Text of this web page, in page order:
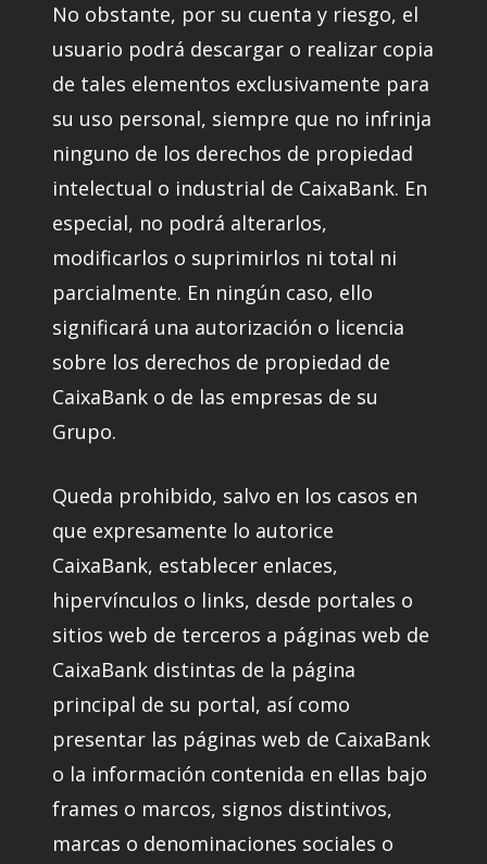
No obstante, por su cuenta y riesgo, el
usuario podrá descargar o realizar copia
de tales elementos exclusivamente para
su uso personal, siempre que no infrinja
ninguno de los derechos de propiedad
intelectual o industrial de CaixaBank. En
especial, no podrá alterarlos,
modificarlos o suprimirlos ni total ni
parcialmente. En ningún caso, ello
significará una autorización o licencia
sobre los derechos de propiedad de
CaixaBank o de las empresas de su
Grupo.
Queda prohibido, salvo en los casos en
que expresamente lo autorice
CaixaBank, establecer enlaces,
hipervínculos o links, desde portales o
sitios web de terceros a páginas web de
CaixaBank distintas de la página
principal de su portal, así como
presentar las páginas web de CaixaBank
o la información contenida en ellas bajo
frames o marcos, signos distintivos,
marcas o denominaciones sociales o